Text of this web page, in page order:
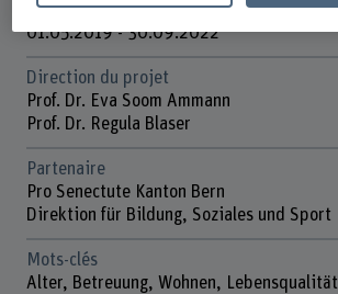
Durée
01.05.2019 - 30.09.2022
Direction du projet
Prof. Dr. Eva Soom Ammann
Prof. Dr. Regula Blaser
Partenaire
Pro Senectute Kanton Bern
Direktion für Bildung, Soziales und Sport
Mots-clés
Alter, Betreuung, Wohnen, Lebensqualität